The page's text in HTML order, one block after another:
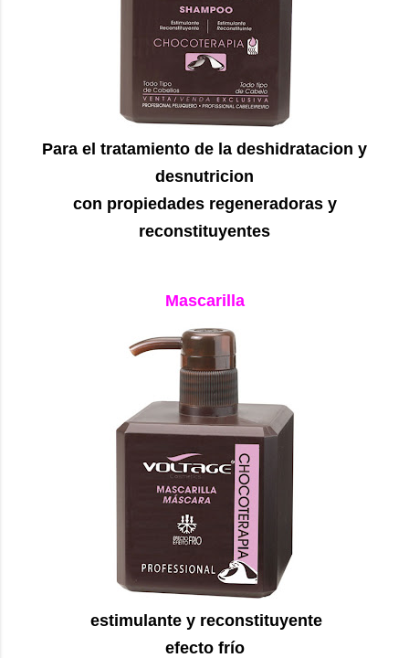
Para el tratamiento de la deshidratacion y
desnutricion
con propiedades regeneradoras y
reconstituyentes
Mascarilla
estimulante y reconstituyente
efecto frío